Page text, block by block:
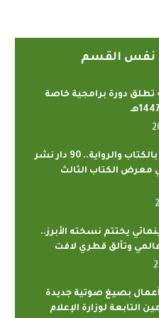
نفس القسم
تطلق دورة برامجية خاصة
كتارا تحتفي بالكتاب والرواية.. 90 دار نشر
في معرض الكتاب الثالث
يختتم نسخته الأبرز..
عالمي وتألق قطري لافت
بصيغ صوتية جديدة
التابعة لوزارة الإعلام